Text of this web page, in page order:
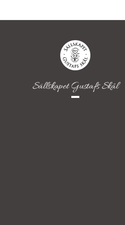
Sällskapet Gustafs Skål